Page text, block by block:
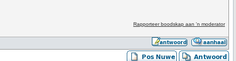
Rapporteer boodskap aan 'n moderator